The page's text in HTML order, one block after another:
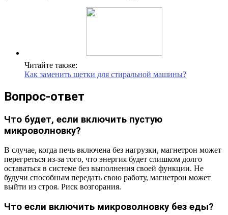
Читайте также:
Как заменить щетки для стиральной машины?
Вопрос-ответ
Что будет, если включить пустую
микроволновку?
В случае, когда печь включена без нагрузки, магнетрон может
перегреться из-за того, что энергия будет слишком долго
оставаться в системе без выполнения своей функции. Не
будучи способным передать свою работу, магнетрон может
выйти из строя. Риск возгорания.
Что если включить микроволновку без еды?